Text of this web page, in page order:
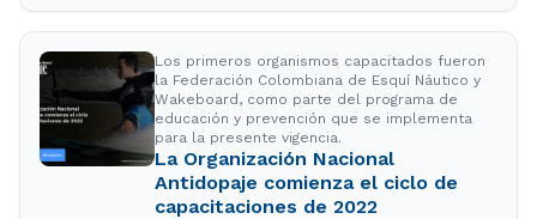
Los primeros organismos capacitados fueron
la Federación Colombiana de Esquí Náutico y
Wakeboard, como parte del programa de
educación y prevención que se implementa
para la presente vigencia.
La Organización Nacional
Antidopaje comienza el ciclo de
capacitaciones de 2022